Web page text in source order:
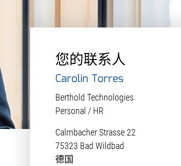
您的联系人
Carolin Torres
Berthold Technologies
Personal / HR
Calmbacher Strasse 22
75323 Bad Wildbad
德国